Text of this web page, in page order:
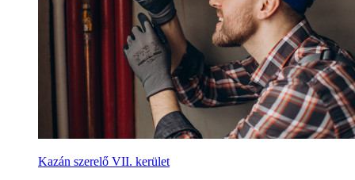
Kazán szerelő VII. kerület